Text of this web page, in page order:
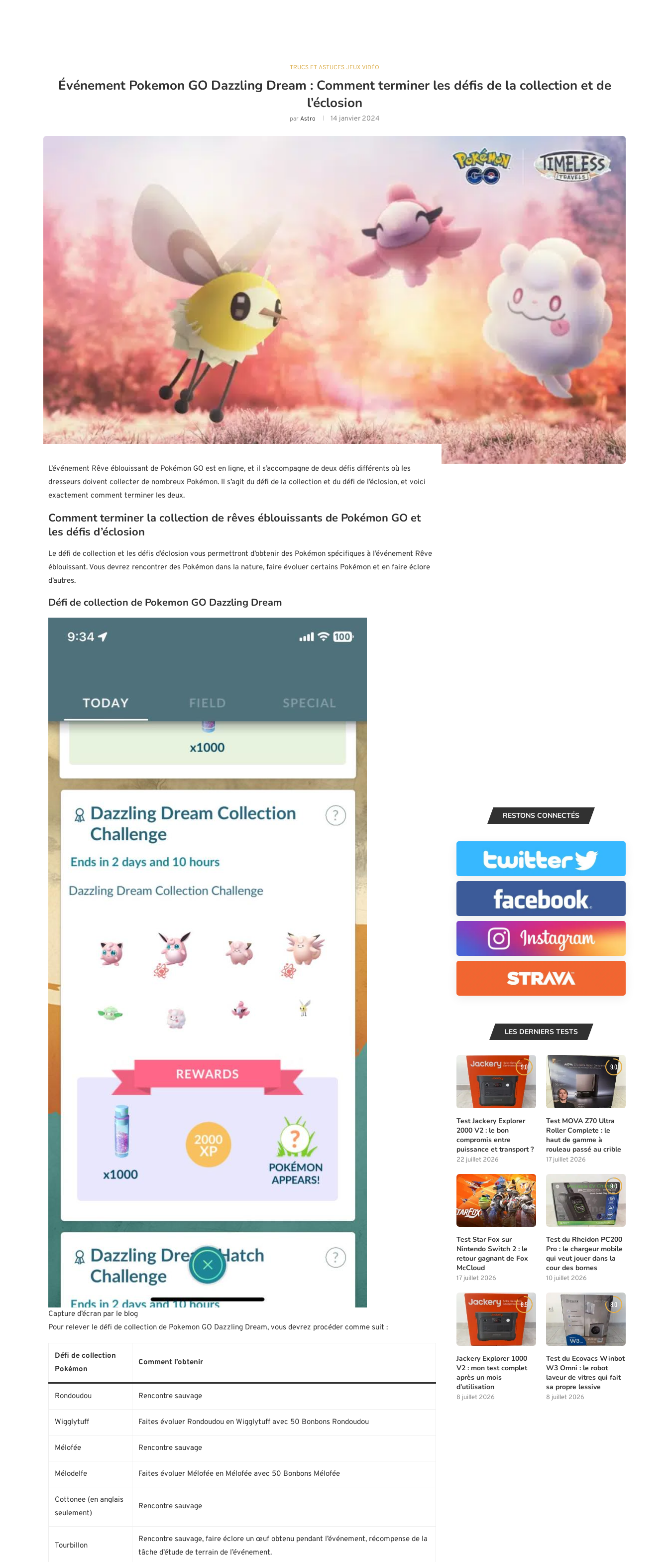
TRUCS ET ASTUCES JEUX VIDÉO
Événement Pokemon GO Dazzling Dream : Comment terminer les défis de la collection et de
l’éclosion
parAstro 14 janvier 2024
L’événement Rêve éblouissant de Pokémon GO est en ligne, et il s’accompagne de deux défis différents où les
dresseurs doivent collecter de nombreux Pokémon. Il s’agit du défi de la collection et du défi de l’éclosion, et voici
exactement comment terminer les deux.
Comment terminer la collection de rêves éblouissants de Pokémon GO et
les défis d’éclosion
Le défi de collection et les défis d’éclosion vous permettront d’obtenir des Pokémon spécifiques à l’événement Rêve
éblouissant. Vous devrez rencontrer des Pokémon dans la nature, faire évoluer certains Pokémon et en faire éclore
d’autres.
Défi de collection de Pokemon GO Dazzling Dream
Capture d’écran par le blog
Pour relever le défi de collection de Pokemon GO Dazzling Dream, vous devrez procéder comme suit :
Défi de collection
Pokémon
Comment l’obtenir
Rondoudou Rencontre sauvage
Wigglytuff Faites évoluer Rondoudou en Wigglytuff avec 50 Bonbons Rondoudou
Mélofée Rencontre sauvage
Mélodelfe Faites évoluer Mélofée en Mélofée avec 50 Bonbons Mélofée
Cottonee (en anglais
seulement)
Rencontre sauvage
Tourbillon
Rencontre sauvage, faire éclore un œuf obtenu pendant l’événement, récompense de la
tâche d’étude de terrain de l’événement.
RESTONS CONNECTÉS
LES DERNIERS TESTS
9.0
Test Jackery Explorer
2000 V2 : le bon
compromis entre
puissance et transport ?
22 juillet 2026
9.0
Test MOVA Z70 Ultra
Roller Complete : le
haut de gamme à
rouleau passé au crible
17 juillet 2026
8.0
Test Star Fox sur
Nintendo Switch 2 : le
retour gagnant de Fox
McCloud
17 juillet 2026
9.0
Test du Rheidon PC200
Pro : le chargeur mobile
qui veut jouer dans la
cour des bornes
10 juillet 2026
8.5
Jackery Explorer 1000
V2 : mon test complet
après un mois
d’utilisation
8 juillet 2026
8.0
Test du Ecovacs Winbot
W3 Omni : le robot
laveur de vitres qui fait
sa propre lessive
8 juillet 2026